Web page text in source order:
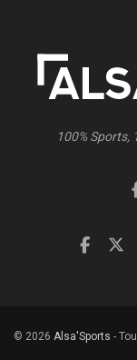
100% Sports,
© 2026 Alsa'Sports -